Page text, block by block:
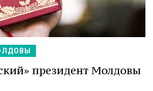
президент Молдовы